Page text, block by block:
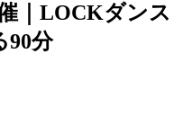
｜LOCKダンス
90分